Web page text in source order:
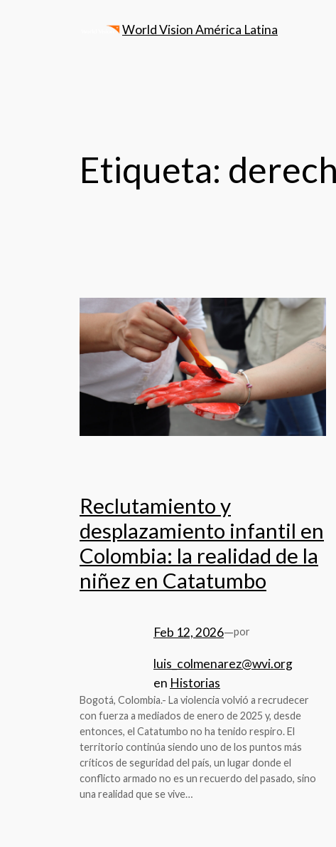
World Vision América Latina
Etiqueta:
Reclutamiento y
desplazamiento infantil en
Colombia: la realidad de la
niñez en Catatumbo
Feb 12, 2026—por
luis_colmenarez@wvi.org
en Historias
Bogotá, Colombia.- La violencia volvió a recrudecer
con fuerza a mediados de enero de 2025 y, desde
entonces, el Catatumbo no ha tenido respiro. El
territorio continúa siendo uno de los puntos más
críticos de seguridad del país, un lugar donde el
conflicto armado no es un recuerdo del pasado, sino
una realidad que se vive…